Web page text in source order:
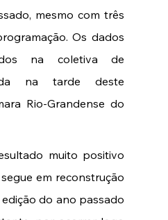
mesmo com três
Os dados
na coletiva de
na tarde deste
Rio-Grandense do
muito positivo
em reconstrução
do ano passado